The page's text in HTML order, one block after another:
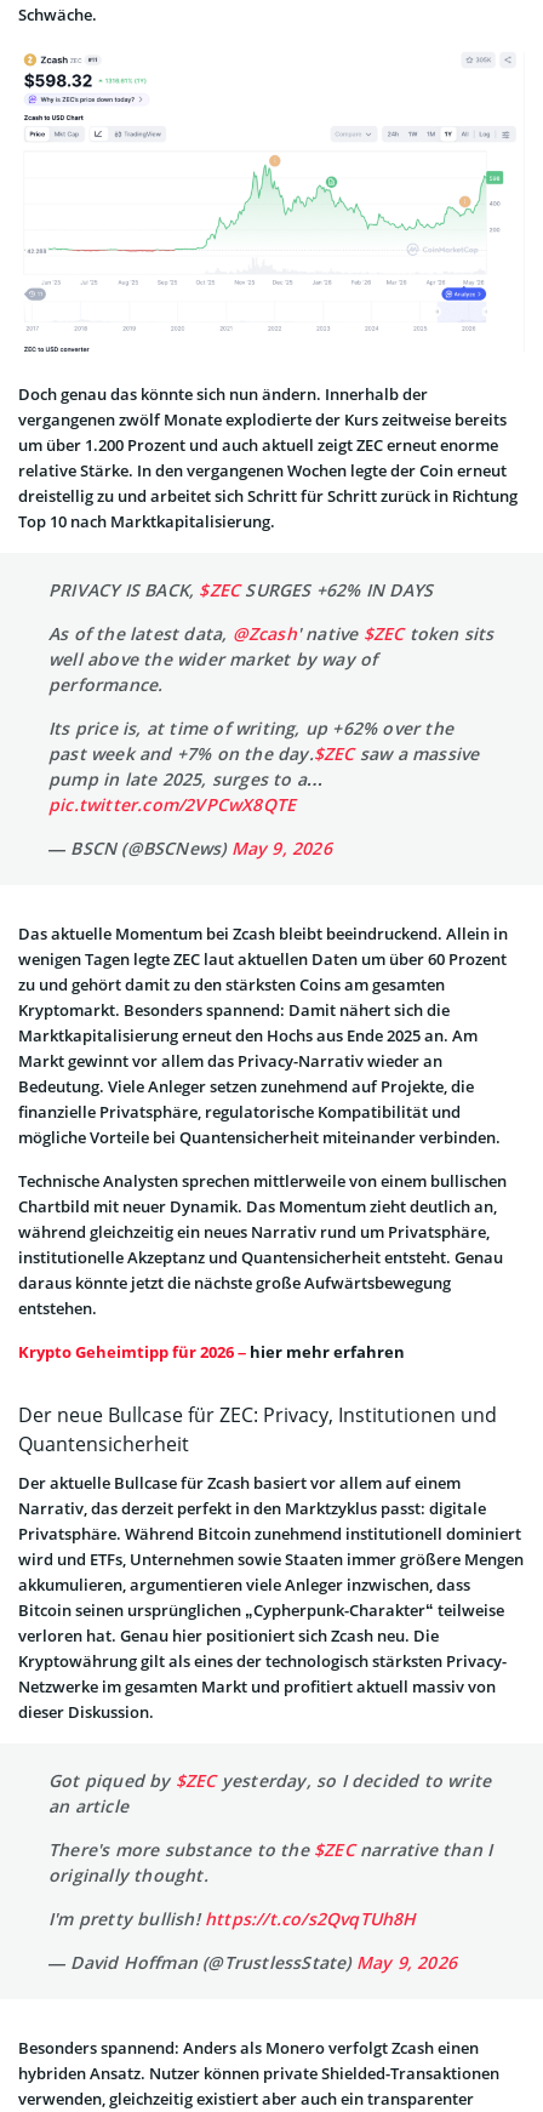
Schwäche.
Doch genau das könnte sich nun ändern. Innerhalb der
vergangenen zwölf Monate explodierte der Kurs zeitweise bereits
um über 1.200 Prozent und auch aktuell zeigt ZEC erneut enorme
relative Stärke. In den vergangenen Wochen legte der Coin erneut
dreistellig zu und arbeitet sich Schritt für Schritt zurück in Richtung
Top 10 nach Marktkapitalisierung.
PRIVACY IS BACK, $ZECSURGES +62% IN DAYS
As of the latest data, @Zcash' native $ZECtoken sits
well above the wider market by way of
performance.
Its price is, at time of writing, up +62% over the
past week and +7% on the day.$ZECsaw a massive
pump in late 2025, surges to a…
pic.twitter.com/2VPCwX8QTE
— BSCN (@BSCNews) May 9, 2026
Das aktuelle Momentum bei Zcash bleibt beeindruckend. Allein in
wenigen Tagen legte ZEC laut aktuellen Daten um über 60 Prozent
zu und gehört damit zu den stärksten Coins am gesamten
Kryptomarkt. Besonders spannend: Damit nähert sich die
Marktkapitalisierung erneut den Hochs aus Ende 2025 an. Am
Markt gewinnt vor allem das Privacy-Narrativ wieder an
Bedeutung. Viele Anleger setzen zunehmend auf Projekte, die
finanzielle Privatsphäre, regulatorische Kompatibilität und
mögliche Vorteile bei Quantensicherheit miteinander verbinden.
Technische Analysten sprechen mittlerweile von einem bullischen
Chartbild mit neuer Dynamik. Das Momentum zieht deutlich an,
während gleichzeitig ein neues Narrativ rund um Privatsphäre,
institutionelle Akzeptanz und Quantensicherheit entsteht. Genau
daraus könnte jetzt die nächste große Aufwärtsbewegung
entstehen.
Krypto Geheimtipp für 2026 – hier mehr erfahren
Der neue Bullcase für ZEC: Privacy, Institutionen und
Quantensicherheit
Der aktuelle Bullcase für Zcash basiert vor allem auf einem
Narrativ, das derzeit perfekt in den Marktzyklus passt: digitale
Privatsphäre. Während Bitcoin zunehmend institutionell dominiert
wird und ETFs, Unternehmen sowie Staaten immer größere Mengen
akkumulieren, argumentieren viele Anleger inzwischen, dass
Bitcoin seinen ursprünglichen „Cypherpunk-Charakter“ teilweise
verloren hat. Genau hier positioniert sich Zcash neu. Die
Kryptowährung gilt als eines der technologisch stärksten Privacy-
Netzwerke im gesamten Markt und profitiert aktuell massiv von
dieser Diskussion.
Got piqued by $ZECyesterday, so I decided to write
an article
There's more substance to the $ZECnarrative than I
originally thought.
I'm pretty bullish!https://t.co/s2QvqTUh8H
— David Hoffman (@TrustlessState) May 9, 2026
Besonders spannend: Anders als Monero verfolgt Zcash einen
hybriden Ansatz. Nutzer können private Shielded-Transaktionen
verwenden, gleichzeitig existiert aber auch ein transparenter